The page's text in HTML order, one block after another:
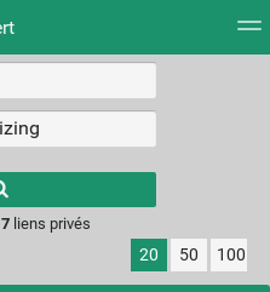
results.
7 liens privés
20 50 100